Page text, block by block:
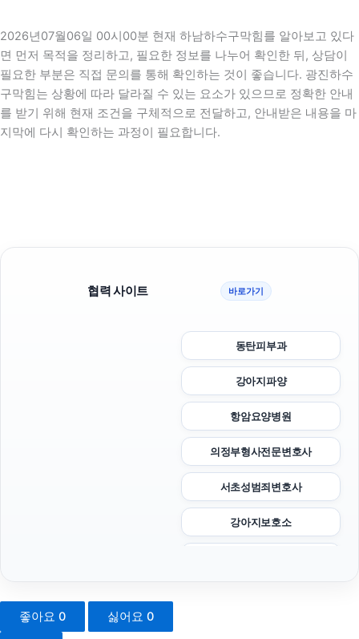
2026년07월06일 00시00분 현재 하남하수구막힘를 알아보고 있다
면 먼저 목적을 정리하고, 필요한 정보를 나누어 확인한 뒤, 상담이
필요한 부분은 직접 문의를 통해 확인하는 것이 좋습니다. 광진하수
구막힘는 상황에 따라 달라질 수 있는 요소가 있으므로 정확한 안내
를 받기 위해 현재 조건을 구체적으로 전달하고, 안내받은 내용을 마
지막에 다시 확인하는 과정이 필요합니다.
협력 사이트 바로가기
동탄피부과
강아지파양
항암요양병원
의정부형사전문변호사
서초성범죄변호사
강아지보호소
좋아요 0 싫어요 0